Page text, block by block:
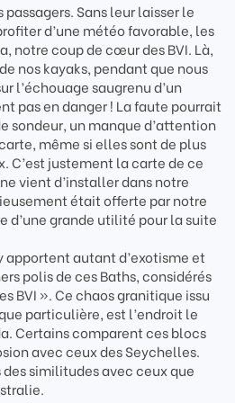
Sans leur laisser le
d’une météo favorable, les
notre coup de cœur des BVI. Là,
nos kayaks, pendant que nous
l’échouage saugrenu d’un
pas en danger ! La faute pourrait
sondeur, un manque d’attention
même si elles sont de plus
C’est justement la carte de ce
vient d’installer dans notre
était offerte par notre
d’une grande utilité pour la suite
apportent autant d’exotisme et
polis de ces Baths, considérés
BVI ». Ce chaos granitique issu
particulière, est l’endroit le
Certains comparent ces blocs
avec ceux des Seychelles.
similitudes avec ceux que